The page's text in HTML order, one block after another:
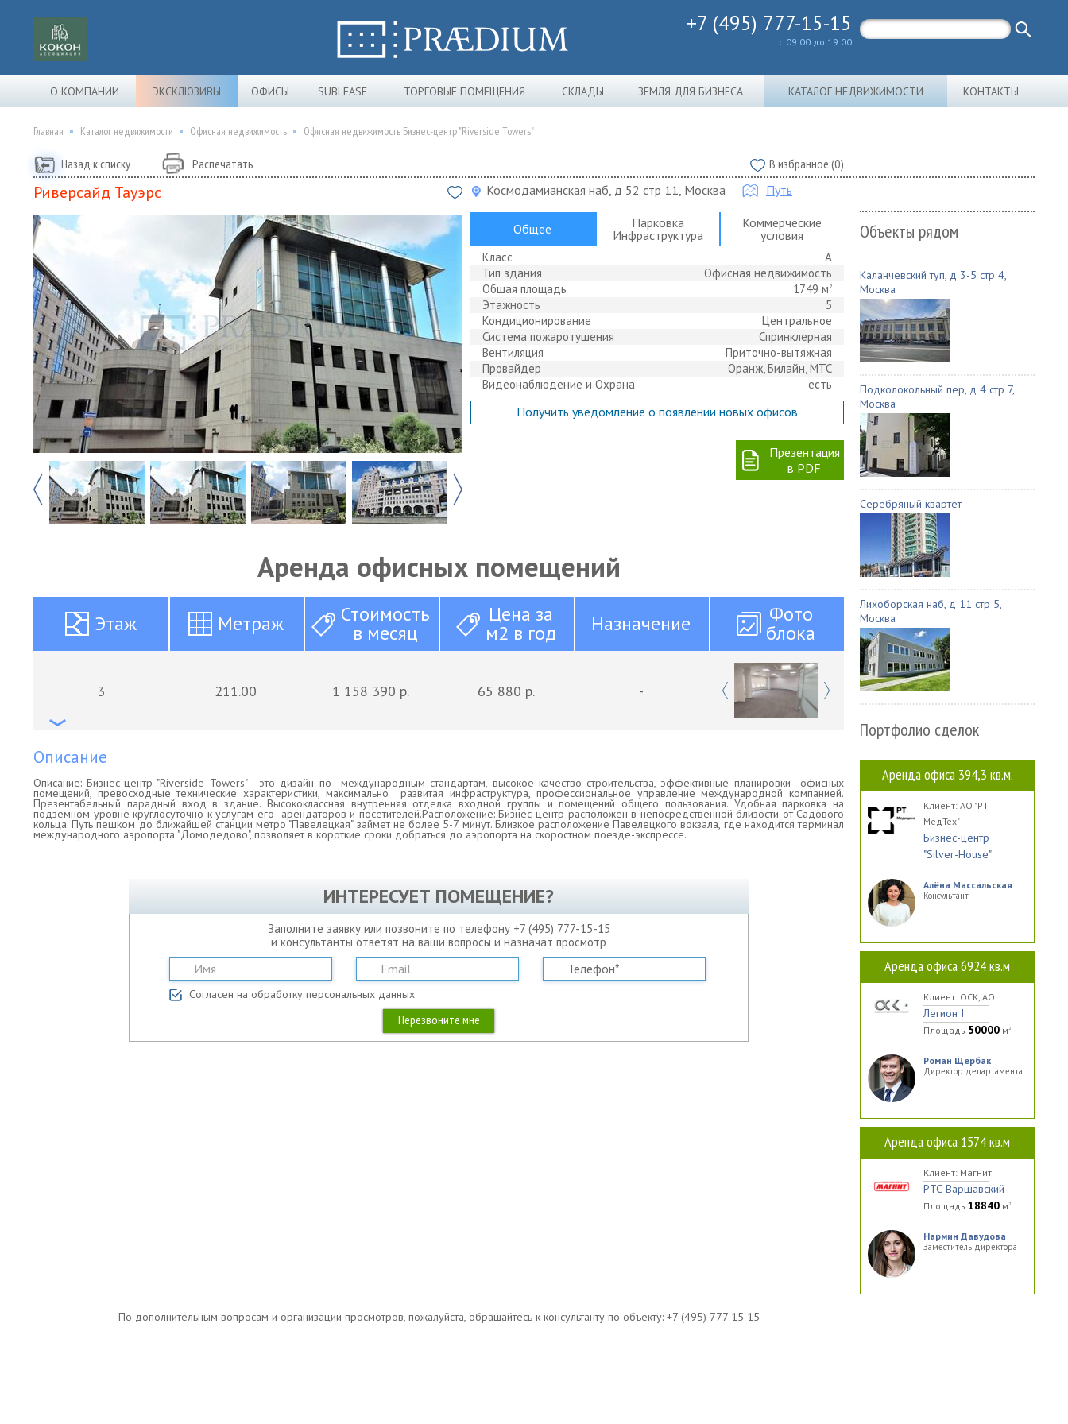
+7 (495) 777-15-15
с 09:00 до 19:00
О КОМПАНИИ ЭКСКЛЮЗИВЫ ОФИСЫ SUBLEASE ТОРГОВЫЕ ПОМЕЩЕНИЯ СКЛАДЫ ЗЕМЛЯ ДЛЯ БИЗНЕСА КАТАЛОГ НЕДВИЖИМОСТИ КОНТАКТЫ
Главная Каталог недвижимости Офисная недвижимость Офисная недвижимость Бизнес-центр "Riverside Towers"
Назад к списку Распечатать В избранное (0)
Риверсайд Тауэрс Космодамианская наб, д 52 стр 11, Москва Путь
Общее
Парковка
Инфраструктура
Коммерческие
условия
Класс
A
Тип здания
Офисная недвижимость
Общая площадь
1749 м 2
Этажность
5
Кондиционирование
Центральное
Система пожаротушения
Спринклерная
Вентиляция
Приточно-вытяжная
Провайдер
Оранж, Билайн, МТС
Видеонаблюдение и Охрана
есть
Получить уведомление о появлении новых офисов
Презентация
в PDF
Аренда офисных помещений
Этаж Метраж Стоимость
в месяц
Цена за
м2 в год Назначение Фото
блока
3 211.00 1 158 390 р. 65 880 р. - Previous
Описание
Описание: Бизнес-центр "Riverside Towers" - это дизайн по международным стандартам, высокое качество строительства, эффективные планировки офисных
помещений, превосходные технические характеристики, максимально развитая инфраструктура, профессиональное управление международной компанией.
Презентабельный парадный вход в здание. Высококлассная внутренняя отделка входной группы и помещений общего пользования. Удобная парковка на
подземном уровне круглосуточно к услугам его арендаторов и посетителей.Расположение: Бизнес-центр расположен в непосредственной близости от Садового
кольца. Путь пешком до ближайшей станции метро "Павелецкая" займет не более 5-7 минут. Близкое расположение Павелецкого вокзала, где находится терминал
международного аэропорта "Домодедово", позволяет в короткие сроки добраться до аэропорта на скоростном поезде-экспрессе.
ИНТЕРЕСУЕТ ПОМЕЩЕНИЕ?
Заполните заявку или позвоните по телефону +7 (495) 777-15-15
и консультанты ответят на ваши вопросы и назначат просмотр
Согласен на обработку персональных данных
По дополнительным вопросам и организации просмотров, пожалуйста, обращайтесь к консультанту по объекту: +7 (495) 777 15 15
Объекты рядом
Каланчевский туп, д 3-5 стр 4,
Москва
Подколокольный пер, д 4 стр 7,
Москва
Серебряный квартет
Лихоборская наб, д 11 стр 5,
Москва
Портфолио сделок
Аренда офиса 394,3 кв.м.
Клиент: АО "РТ
МедТех"
Бизнес-центр
"Silver-House"
Алёна Массальская
Консультант
Аренда офиса 6924 кв.м
Клиент: ОСК, АО
Легион I
Площадь 50000 м 2
Роман Щербак
Директор департамента
Аренда офиса 1574 кв.м
Клиент: Магнит
РТС Варшавский
Площадь 18840 м 2
Нармин Давудова
Заместитель директора